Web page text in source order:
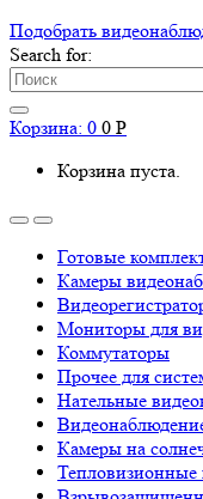
Подобрать
Search for:
Корзина: 0 0 Р
Корзина пуста.
Готовые
Камеры
Мониторы для
Коммутаторы
Прочее для
Нательные
Камеры на
Тепловизионные